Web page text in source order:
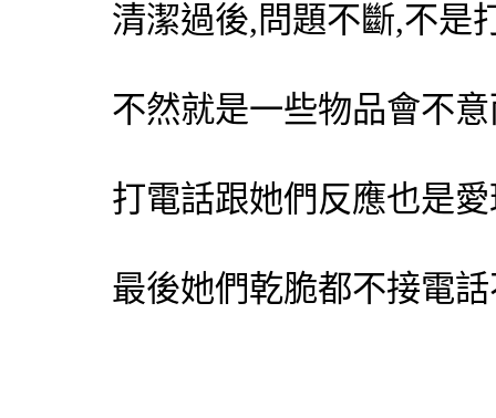
清潔過後,問題不斷,不是
不然就是一些物品會不
打電話跟她們反應也是
最後她們乾脆都不接電